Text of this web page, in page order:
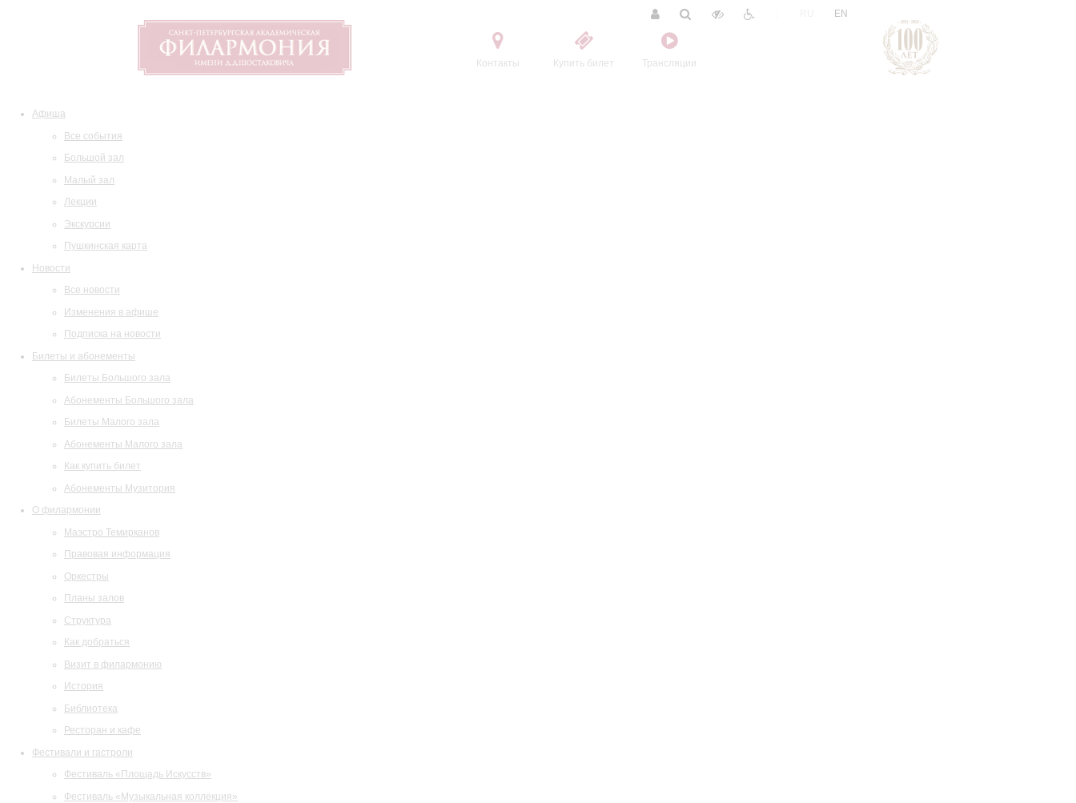
Контакты Купить билет Трансляции
EN
Афиша
Все события
Большой зал
Малый зал
Лекции
Экскурсии
Пушкинская карта
Новости
Все новости
Изменения в афише
Подписка на новости
Билеты и абонементы
Билеты Большого зала
Абонементы Большого зала
Билеты Малого зала
Абонементы Малого зала
Как купить билет
Абонементы Музитория
О филармонии
Маэстро Темирканов
Правовая информация
Оркестры
Планы залов
Структура
Как добраться
Визит в филармонию
История
Библиотека
Ресторан и кафе
Фестивали и гастроли
Фестиваль «Площадь Искусств»
Фестиваль «Музыкальная коллекция»